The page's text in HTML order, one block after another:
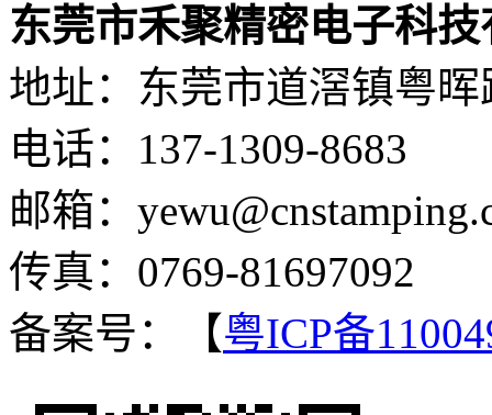
东莞市禾聚精密电子科
地址：东莞市道滘镇粤晖
电话：137-1309-8683
邮箱：
传真：0769-81697092
备案号：【粤ICP备